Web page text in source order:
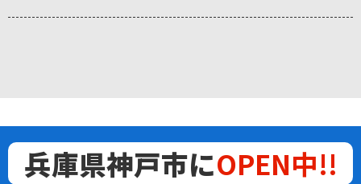
兵庫県神戸市にOPEN中!!